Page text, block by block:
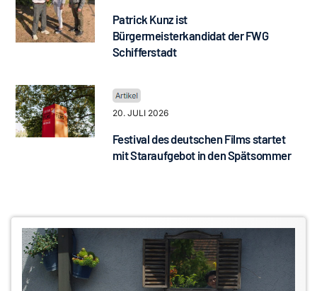
Patrick Kunz ist
Bürgermeisterkandidat der FWG
Schifferstadt
20. JULI 2026
Festival des deutschen Films startet
mit Staraufgebot in den Spätsommer